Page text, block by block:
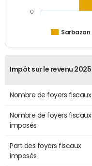
Sarbazan
0
Impôt sur le revenu 2025
Nombre de foyers fiscaux
Nombre de foyers fiscaux
imposés
Part des foyers fiscaux
imposés